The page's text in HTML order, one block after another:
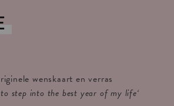
wenskaart en verras
step into the best year of my life‘